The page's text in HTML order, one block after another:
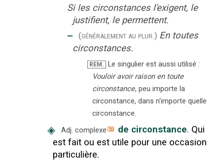
Si les circonstances l'exigent, le
justifient, le permettent.
‒ (généralement au plur.) En toutes
circonstances.
REM.
Le singulier est aussi utilisé :
Vouloir avoir raison en toute
circonstance, peu importe la
circonstance, dans n'importe quelle
circonstance.
◈ Adj. complexe de circonstance. Qui
est fait ou est utile pour une occasion
particulière.